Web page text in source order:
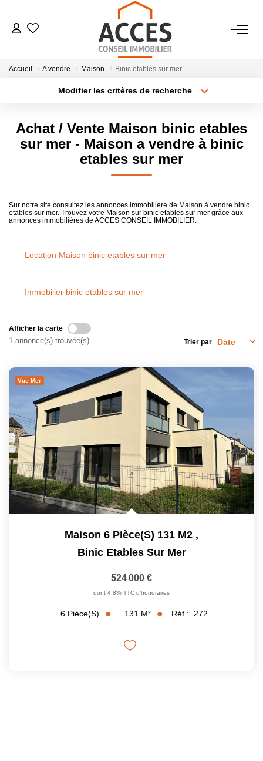
VENTES
LOCATIONS
ESTIMATION
BIENS VENDUS
NOTRE AGENCE
Accueil A vendre Maison Binic etables sur mer
Modifier les critères de recherche
Type de bien
Achat / Vente Maison binic etables
sur mer - Maison a vendre à binic
etables sur mer
Sur notre site consultez les annonces immobilière de Maison à vendre binic
etables sur mer. Trouvez votre Maison sur binic etables sur mer grâce aux
annonces immobilières de ACCES CONSEIL IMMOBILIER.
Location Maison binic etables sur mer
Immobilier binic etables sur mer
Afficher la carte
1 annonce(s) trouvée(s) Trier par
Vue Mer
Maison 6 Pièce(s) 131 M2 ,
Binic Etables Sur Mer
524 000 €
dont 4,8% TTC d'honoraires
6 Pièce(s) 131 M² Réf : 272